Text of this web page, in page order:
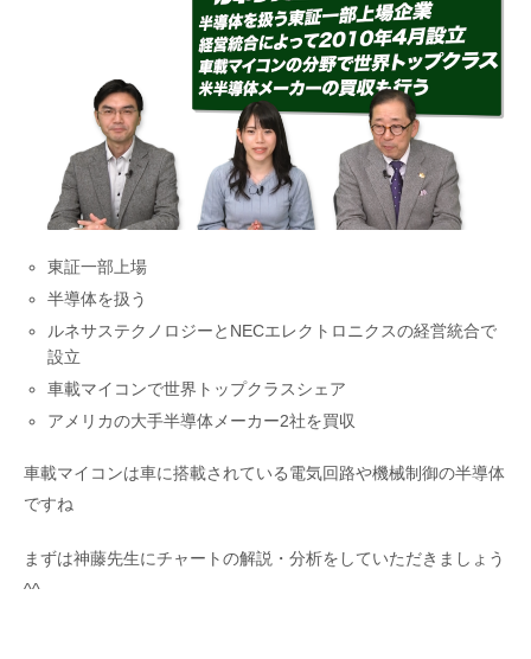
東証一部上場
半導体を扱う
ルネサステクノロジーとNECエレクトロニクスの経営統合で
設立
車載マイコンで世界トップクラスシェア
アメリカの大手半導体メーカー2社を買収
車載マイコンは車に搭載されている電気回路や機械制御の半導体
ですね
まずは神藤先生にチャートの解説・分析をしていただきましょう
^^